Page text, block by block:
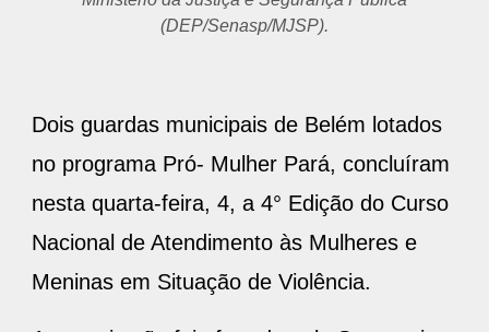
(DEP/Senasp/MJSP).
Dois guardas municipais de Belém lotados
no programa Pró- Mulher Pará, concluíram
nesta quarta-feira, 4, a 4° Edição do Curso
Nacional de Atendimento às Mulheres e
Meninas em Situação de Violência.